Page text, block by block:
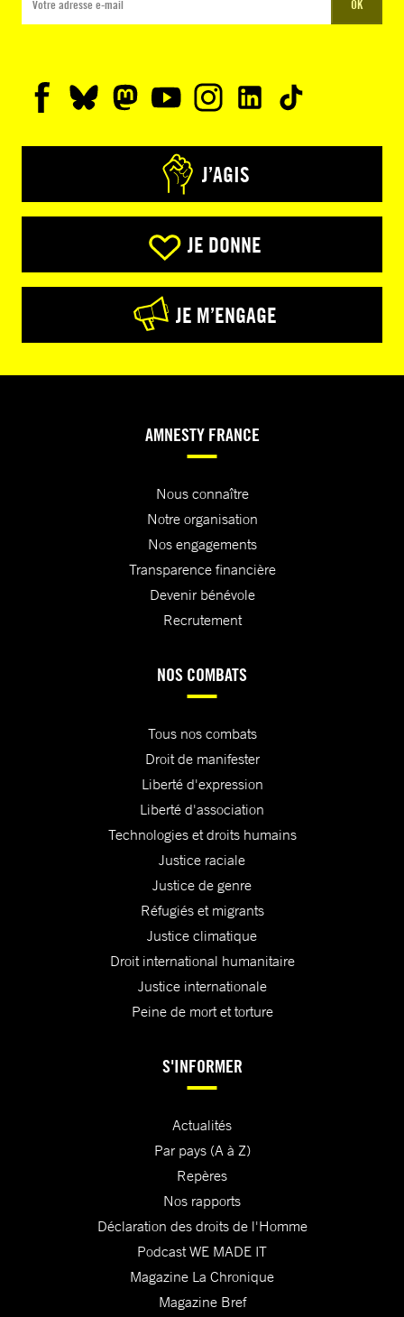
OK
J’AGIS
JE DONNE
JE M’ENGAGE
AMNESTY FRANCE
Nous connaître
Notre organisation
Nos engagements
Transparence financière
Devenir bénévole
Recrutement
NOS COMBATS
Tous nos combats
Droit de manifester
Liberté d'expression
Liberté d'association
Technologies et droits humains
Justice raciale
Justice de genre
Réfugiés et migrants
Justice climatique
Droit international humanitaire
Justice internationale
Peine de mort et torture
S'INFORMER
Actualités
Par pays (A à Z)
Repères
Nos rapports
Déclaration des droits de l'Homme
Podcast WE MADE IT
Magazine La Chronique
Magazine Bref